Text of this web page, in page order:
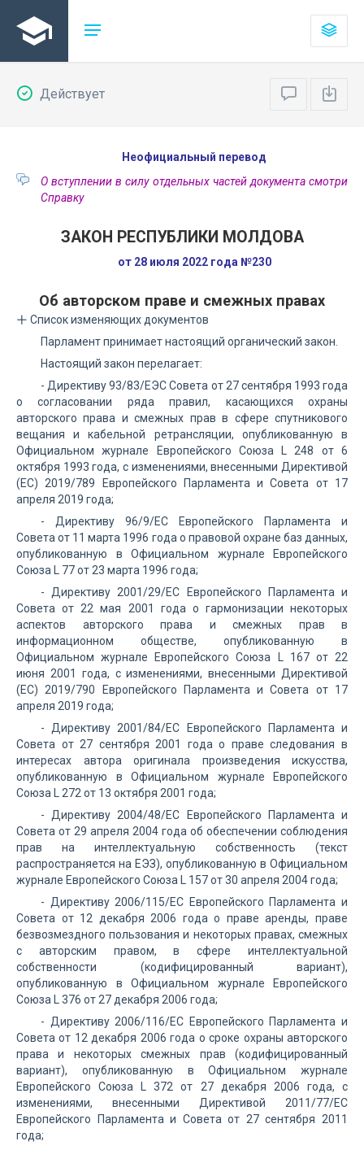
Действует
Неофициальный перевод
О вступлении в силу отдельных частей документа смотри
Справку
ЗАКОН РЕСПУБЛИКИ МОЛДОВА
от 28 июля 2022 года №230
Об авторском праве и смежных правах
Список изменяющих документов
Парламент принимает настоящий органический закон.
Настоящий закон перелагает:
- Директиву 93/83/ЕЭC Совета от 27 сентября 1993 года
о согласовании ряда правил, касающихся охраны
авторского права и смежных прав в сфере спутникового
вещания и кабельной ретрансляции, опубликованную в
Официальном журнале Европейского Союза L 248 от 6
октября 1993 года, с изменениями, внесенными Директивой
(ЕС) 2019/789 Европейского Парламента и Совета от 17
апреля 2019 года;
- Директиву 96/9/ЕС Европейского Парламента и
Совета от 11 марта 1996 года о правовой охране баз данных,
опубликованную в Официальном журнале Европейского
Союза L 77 от 23 марта 1996 года;
- Директиву 2001/29/ЕС Европейского Парламента и
Совета от 22 мая 2001 года о гармонизации некоторых
аспектов авторского права и смежных прав в
информационном обществе, опубликованную в
Официальном журнале Европейского Союза L 167 от 22
июня 2001 года, с изменениями, внесенными Директивой
(ЕС) 2019/790 Европейского Парламента и Совета от 17
апреля 2019 года;
- Директиву 2001/84/ЕС Европейского Парламента и
Совета от 27 сентября 2001 года о праве следования в
интересах автора оригинала произведения искусства,
опубликованную в Официальном журнале Европейского
Союза L 272 от 13 октября 2001 года;
- Директиву 2004/48/EС Европейского Парламента и
Совета от 29 апреля 2004 года об обеспечении соблюдения
прав на интеллектуальную собственность (текст
распространяется на ЕЭЗ), опубликованную в Официальном
журнале Европейского Союза L 157 от 30 апреля 2004 года;
- Директиву 2006/115/EС Европейского Парламента и
Совета от 12 декабря 2006 года о праве аренды, праве
безвозмездного пользования и некоторых правах, смежных
с авторским правом, в сфере интеллектуальной
собственности (кодифицированный вариант),
опубликованную в Официальном журнале Европейского
Союза L 376 от 27 декабря 2006 года;
- Директиву 2006/116/ЕС Европейского Парламента и
Совета от 12 декабря 2006 года о сроке охраны авторского
права и некоторых смежных прав (кодифицированный
вариант), опубликованную в Официальном журнале
Европейского Союза L 372 от 27 декабря 2006 года, с
изменениями, внесенными Директивой 2011/77/ЕС
Европейского Парламента и Совета от 27 сентября 2011
года;